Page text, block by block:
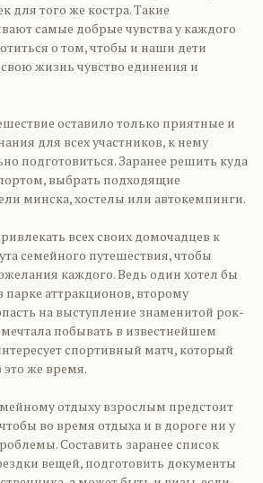
для того же костра. Такие
самые добрые чувства у каждого
о том, чтобы и наши дети
жизнь чувство единения и
оставило только приятные и
для всех участников, к нему
подготовиться. Заранее решить куда
выбрать подходящие
минска, хостелы или автокемпинги.
всех своих домочадцев к
семейного путешествия, чтобы
каждого. Ведь один хотел бы
парке аттракционов, второму
на выступление знаменитой рок-
побывать в известнейшем
спортивный матч, который
это же время.
отдыху взрослым предстоит
во время отдыха и в дороге ни у
Составить заранее список
вещей, подготовить документы